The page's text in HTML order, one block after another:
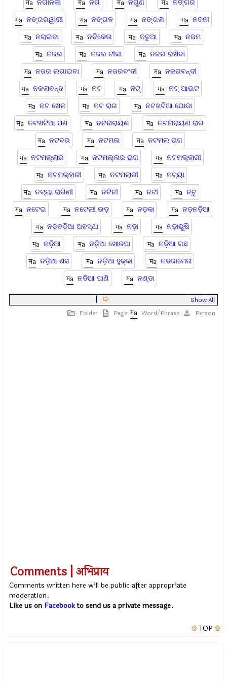
ନଗାନିକା ନଗି ନଗୁଣ
ନଙ୍ଗର
ନଙ୍ଗରୱାରୀ
ନଙ୍ଗଳ ନଙ୍ଗଳା
ନଚନୀ
ନଚାଇବା
ନଚିକେତା ନଚୁଆ
ନଜମ
ନଜର
ନଜର ଟୀକା
ନଜର ରଖିବା
ନଜର ଲଗାଇବା
ନଜରବଂଦୀ
ନଜରବନ୍ଦୀ
ନଜଲାବନ୍ଦ
ନଟ ନଟ୍
ନଟ୍‌ ଆଉଟ
ନଟ ଖେଳ
ନଟ ରାଗ
ନଟଖଟିଆ ଘୋଡା
ନଟଖଟିଆ ପଣ
ନଟନାରାୟଣ
ନଟନାରାୟଣ ରାଗ
ନଟବର
ନଟମଲ
ନଟମଲ ରାଗ
ନଟମଲ୍ଲାର
ନଟମଲ୍ଲାର ରାଗ
ନଟମଲ୍ଲାରୀ
ନଟମଲ୍ହାରୀ
ନଟମଲାରୀ
ନଟ୍ୟା
ନଟ୍ୟା ରାଗିଣୀ
ନଟିନୀ ନଟୀ
ନଟୁ
ନଟେଇ
ନଟେଲୀ ଉଡ଼ ନଡ଼କା
ନଡ଼ନଡ଼ିଆ
ନଡ଼ବଡ଼ିଆ ଅବସ୍ଥା
ନଡ଼ା
ନଡ଼ାଭୁଷି
ନଡ଼ିଆ
ନଡ଼ିଆ ଖୋଳପା
ନଡ଼ିଆ ଗଛ
ନଡ଼ିଆ ଶସ
ନଡ଼ିଆ ହୁକ୍କା
ନଡଜାମେନା
ନଡିଆ ପାଣି
ନଣ୍ଡା
Show All
Folder
Page Word/Phrase Person
Comments | अभिप्राय
Comments written here will be public after appropriate
moderation.
Like us on Facebookto send us a private message.
TOP